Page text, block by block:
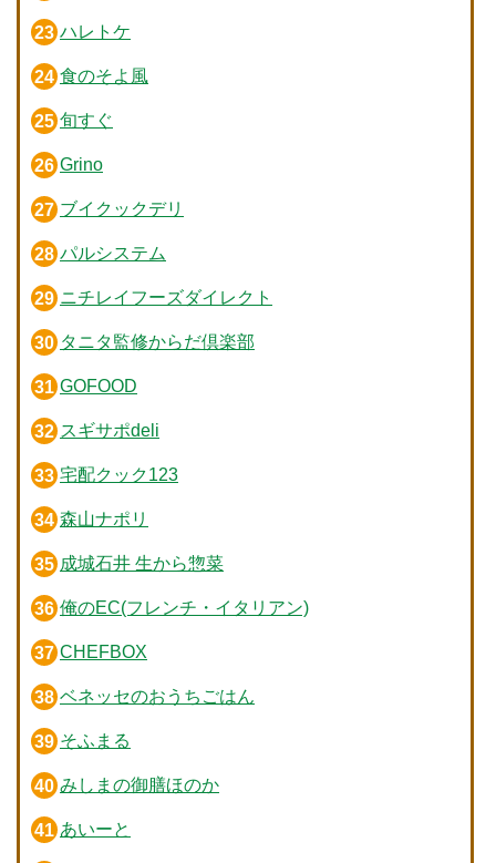
ハレトケ
食のそよ風
旬すぐ
Grino
ブイクックデリ
パルシステム
ニチレイフーズダイレクト
タニタ監修からだ倶楽部
GOFOOD
スギサポdeli
宅配クック123
森山ナポリ
成城石井 生から惣菜
俺のEC(フレンチ・イタリアン)
CHEFBOX
ベネッセのおうちごはん
そふまる
みしまの御膳ほのか
あいーと